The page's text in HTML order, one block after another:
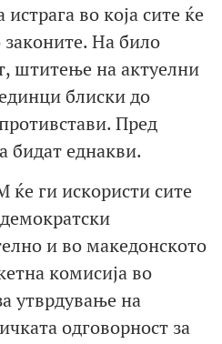
во која сите ќе
законите. На било
штитење на актуелни
блиски до
Пред
бидат еднакви.
ги искористи сите
и во македонското
комисија во
утврдување на
одговорност за